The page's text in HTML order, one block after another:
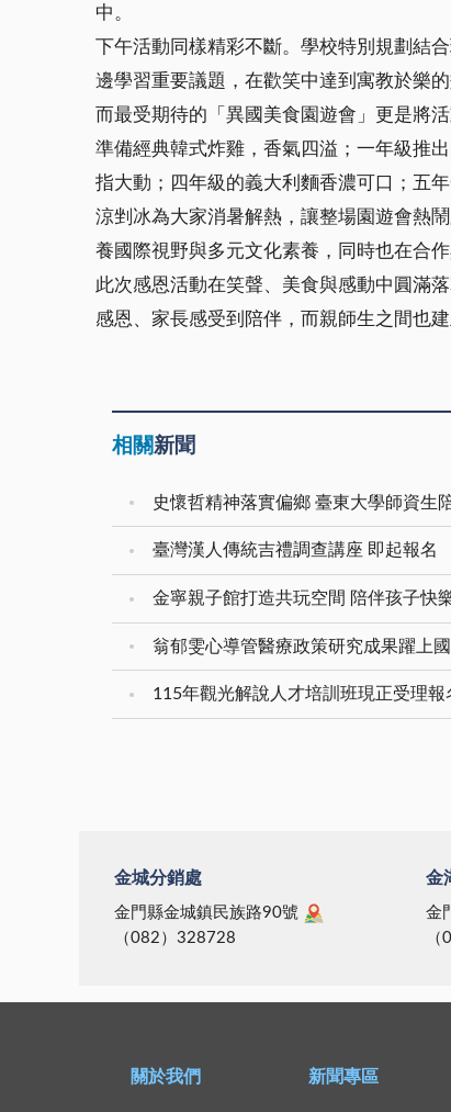
中。
下午活動同樣精彩不斷。學校特別規劃結
邊學習重要議題，在歡笑中達到寓教於樂的
而最受期待的「異國美食園遊會」更是將
準備經典韓式炸雞，香氣四溢；一年級推
指大動；四年級的義大利麵香濃可口；五
涼剉冰為大家消暑解熱，讓整場園遊會熱
養國際視野與多元文化素養，同時也在合
此次感恩活動在笑聲、美食與感動中圓滿
感恩、家長感受到陪伴，而親師生之間也
相關新聞
史懷哲精神落實偏鄉 臺東大學師資生
臺灣漢人傳統吉禮調查講座 即起報名
金寧親子館打造共玩空間 陪伴孩子快
翁郁雯心導管醫療政策研究成果躍上
115年觀光解說人才培訓班現正受理報
金城分銷處
金門縣金城鎮民族路90號
（082）328728
金
金
關於我們 新聞專區